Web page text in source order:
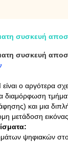
συσκευή
συσκευή
ο αργότερα
διαμόρφωση
και μια
μετάδοση εικόνας
ψηφιακών